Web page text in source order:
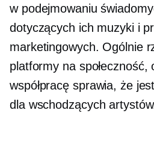
w podejmowaniu
dotyczących ich muzyki i
marketingowych. Ogólnie
platformy na społeczność,
współpracę sprawia, że
dla wschodzących